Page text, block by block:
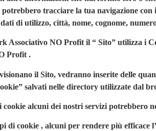
potrebbero tracciare la tua navigazione
di utilizzo, città, nome, cognome,
Associativo NO Profit il “ Sito” utilizza i
Profit .
il Sito, vedranno inserite delle
salvati nelle directory utilizzate dal
alcuni dei nostri servizi potrebbero
di cookie , alcuni per rendere più efficace